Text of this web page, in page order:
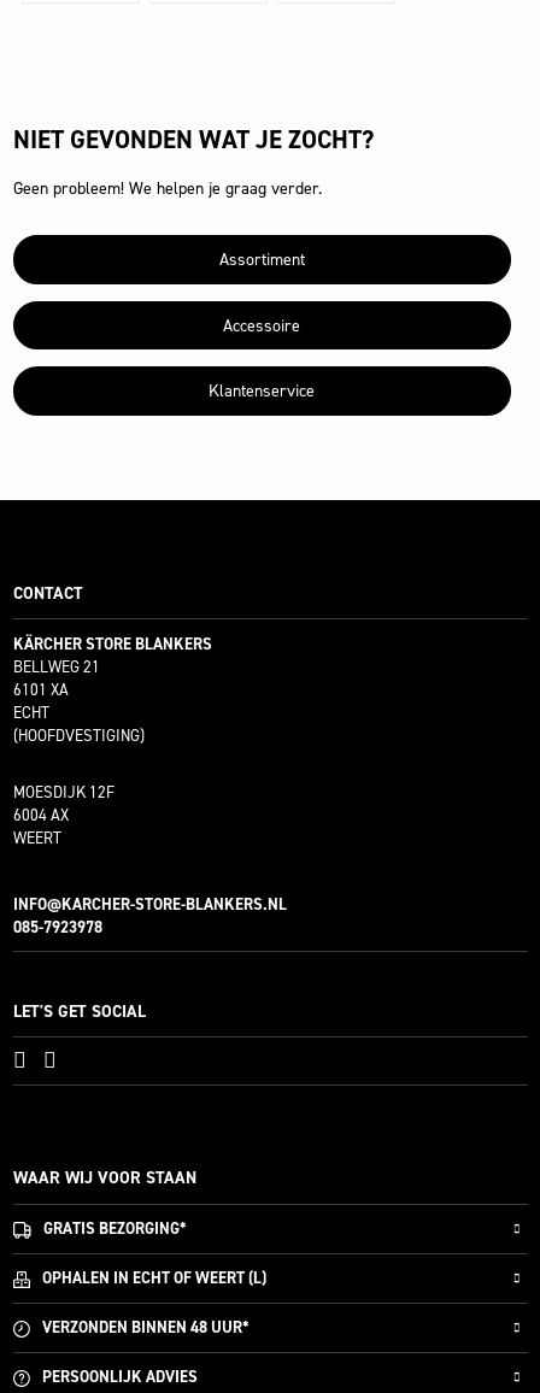
NIET GEVONDEN WAT JE ZOCHT?
Geen probleem! We helpen je graag verder.
Assortiment
Accessoire
Klantenservice
CONTACT
KÄRCHER STORE BLANKERS
BELLWEG 21
6101 XA
ECHT
(HOOFDVESTIGING)
MOESDIJK 12F
6004 AX
WEERT
INFO@KARCHER-STORE-BLANKERS.NL
085-7923978
LET'S GET SOCIAL
WAAR WIJ VOOR STAAN
GRATISBEZORGING*
OPHALEN IN ECHT OF WEERT (L)
VERZONDEN BINNEN 48 UUR*
PERSOONLIJKADVIES